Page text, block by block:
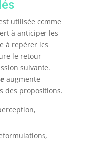
utilisée comme
à anticiper les
à repérer les
le retour
suivante.
augmente
des propositions.